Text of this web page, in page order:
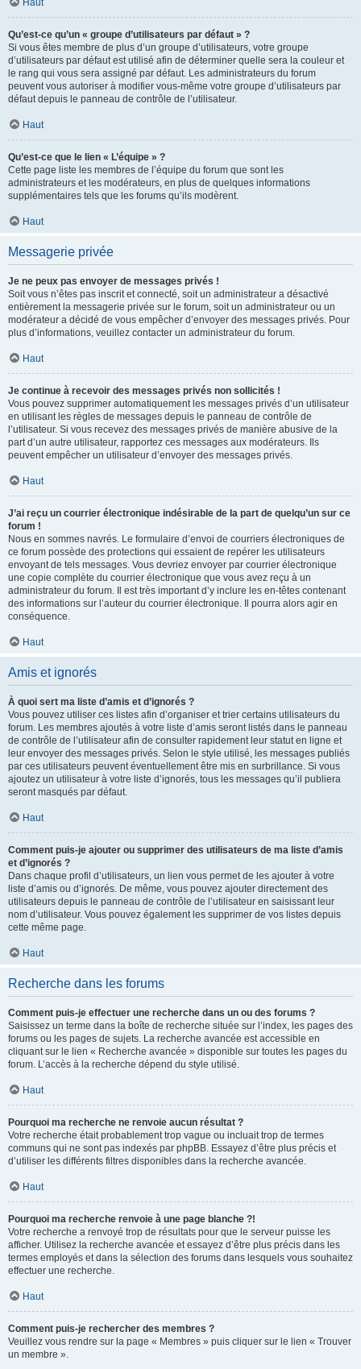
Haut
Qu’est-ce qu’un « groupe d’utilisateurs par défaut » ?
Si vous êtes membre de plus d’un groupe d’utilisateurs, votre groupe
d’utilisateurs par défaut est utilisé afin de déterminer quelle sera la couleur et
le rang qui vous sera assigné par défaut. Les administrateurs du forum
peuvent vous autoriser à modifier vous-même votre groupe d’utilisateurs par
défaut depuis le panneau de contrôle de l’utilisateur.
Haut
Qu’est-ce que le lien « L’équipe » ?
Cette page liste les membres de l’équipe du forum que sont les
administrateurs et les modérateurs, en plus de quelques informations
supplémentaires tels que les forums qu’ils modèrent.
Haut
Messagerie privée
Je ne peux pas envoyer de messages privés !
Soit vous n’êtes pas inscrit et connecté, soit un administrateur a désactivé
entièrement la messagerie privée sur le forum, soit un administrateur ou un
modérateur a décidé de vous empêcher d’envoyer des messages privés. Pour
plus d’informations, veuillez contacter un administrateur du forum.
Haut
Je continue à recevoir des messages privés non sollicités !
Vous pouvez supprimer automatiquement les messages privés d’un utilisateur
en utilisant les règles de messages depuis le panneau de contrôle de
l’utilisateur. Si vous recevez des messages privés de manière abusive de la
part d’un autre utilisateur, rapportez ces messages aux modérateurs. Ils
peuvent empêcher un utilisateur d’envoyer des messages privés.
Haut
J’ai reçu un courrier électronique indésirable de la part de quelqu’un sur ce
forum !
Nous en sommes navrés. Le formulaire d’envoi de courriers électroniques de
ce forum possède des protections qui essaient de repérer les utilisateurs
envoyant de tels messages. Vous devriez envoyer par courrier électronique
une copie complète du courrier électronique que vous avez reçu à un
administrateur du forum. Il est très important d’y inclure les en-têtes contenant
des informations sur l’auteur du courrier électronique. Il pourra alors agir en
conséquence.
Haut
Amis et ignorés
À quoi sert ma liste d’amis et d’ignorés ?
Vous pouvez utiliser ces listes afin d’organiser et trier certains utilisateurs du
forum. Les membres ajoutés à votre liste d’amis seront listés dans le panneau
de contrôle de l’utilisateur afin de consulter rapidement leur statut en ligne et
leur envoyer des messages privés. Selon le style utilisé, les messages publiés
par ces utilisateurs peuvent éventuellement être mis en surbrillance. Si vous
ajoutez un utilisateur à votre liste d’ignorés, tous les messages qu’il publiera
seront masqués par défaut.
Haut
Comment puis-je ajouter ou supprimer des utilisateurs de ma liste d’amis
et d’ignorés ?
Dans chaque profil d’utilisateurs, un lien vous permet de les ajouter à votre
liste d’amis ou d’ignorés. De même, vous pouvez ajouter directement des
utilisateurs depuis le panneau de contrôle de l’utilisateur en saisissant leur
nom d’utilisateur. Vous pouvez également les supprimer de vos listes depuis
cette même page.
Haut
Recherche dans les forums
Comment puis-je effectuer une recherche dans un ou des forums ?
Saisissez un terme dans la boîte de recherche située sur l’index, les pages des
forums ou les pages de sujets. La recherche avancée est accessible en
cliquant sur le lien « Recherche avancée » disponible sur toutes les pages du
forum. L’accès à la recherche dépend du style utilisé.
Haut
Pourquoi ma recherche ne renvoie aucun résultat ?
Votre recherche était probablement trop vague ou incluait trop de termes
communs qui ne sont pas indexés par phpBB. Essayez d’être plus précis et
d’utiliser les différents filtres disponibles dans la recherche avancée.
Haut
Pourquoi ma recherche renvoie à une page blanche ?!
Votre recherche a renvoyé trop de résultats pour que le serveur puisse les
afficher. Utilisez la recherche avancée et essayez d’être plus précis dans les
termes employés et dans la sélection des forums dans lesquels vous souhaitez
effectuer une recherche.
Haut
Comment puis-je rechercher des membres ?
Veuillez vous rendre sur la page « Membres » puis cliquer sur le lien « Trouver
un membre ».